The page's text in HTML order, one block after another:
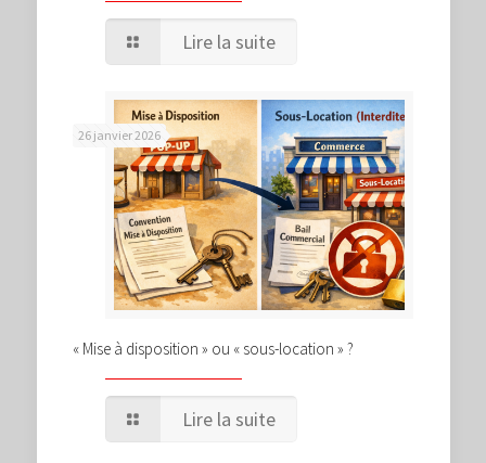
Lire la suite
26 janvier 2026
« Mise à disposition » ou « sous-location » ?
Lire la suite